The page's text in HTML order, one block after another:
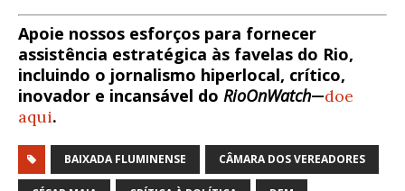
Apoie nossos esforços para fornecer
assistência estratégica às favelas do Rio,
incluindo o jornalismo hiperlocal, crítico,
inovador e incansável do RioOnWatch—doe
aqui.
BAIXADA FLUMINENSE CÂMARA DOS VEREADORES